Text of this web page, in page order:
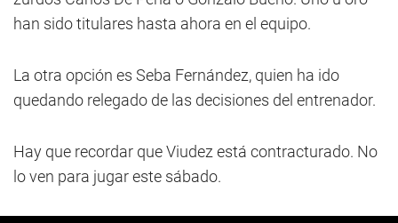
han sido titulares hasta ahora en el equipo.
La otra opción es Seba Fernández, quien ha ido
quedando relegado de las decisiones del entrenador.
Hay que recordar que Viudez está contracturado. No
lo ven para jugar este sábado.